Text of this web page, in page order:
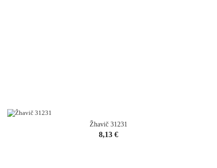
Žhavič 31231
Cena
8,13 €